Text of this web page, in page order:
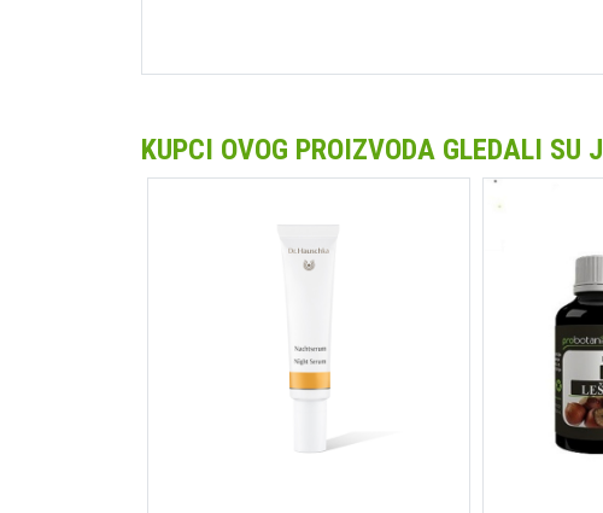
KUPCI OVOG PROIZVODA GLEDALI SU